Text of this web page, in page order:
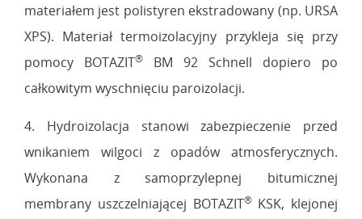
materiałem jest polistyren ekstradowany (np. URSA
XPS). Materiał termoizolacyjny przykleja się przy
pomocy BOTAZIT®
BM 92 Schnell dopiero po
całkowitym wyschnięciu paroizolacji.
4. Hydroizolacja stanowi zabezpieczenie przed
wnikaniem wilgoci z opadów atmosferycznych.
Wykonana z samoprzylepnej bitumicznej
membrany uszczelniającej BOTAZIT®KSK, klejonej